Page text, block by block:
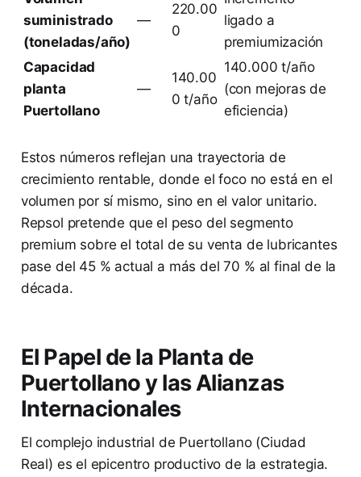
suministrado
(toneladas/año)
—
220.00
0
ligado a
premiumización
Capacidad
planta
Puertollano
—
140.00
0 t/año
140.000 t/año
(con mejoras de
eficiencia)
Estos números reflejan una trayectoria de
crecimiento rentable, donde el foco no está en el
volumen por sí mismo, sino en el valor unitario.
Repsol pretende que el peso del segmento
premium sobre el total de su venta de lubricantes
pase del 45 % actual a más del 70 % al final de la
década.
El Papel de la Planta de
Puertollano y las Alianzas
Internacionales
El complejo industrial de Puertollano (Ciudad
Real) es el epicentro productivo de la estrategia.